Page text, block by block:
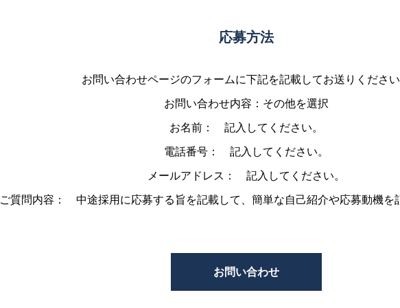
応募方法
お問い合わせページのフォームに下記を記載してお送りください
お問い合わせ内容：その他を選択
お名前： 記入してください。
電話番号： 記入してください。
メールアドレス： 記入してください。
ご質問内容： 中途採用に応募する旨を記載して、簡単な自己紹介や応募動機を
お問い合わせ